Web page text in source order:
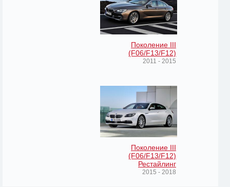
Поколение III
(F06/F13/F12)
2011 - 2015
Поколение III
(F06/F13/F12)
Рестайлинг
2015 - 2018